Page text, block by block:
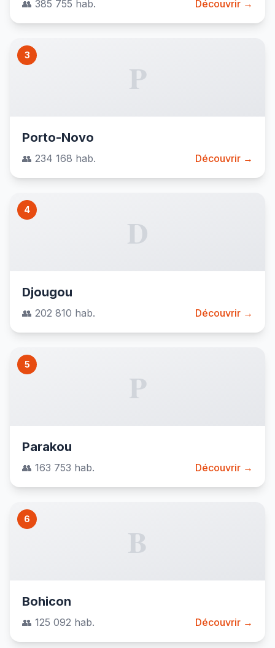
👥 385 755 hab. Découvrir →
3
P
Porto-Novo
👥 234 168 hab. Découvrir →
4
D
Djougou
👥 202 810 hab. Découvrir →
5
P
Parakou
👥 163 753 hab. Découvrir →
6
B
Bohicon
👥 125 092 hab. Découvrir →